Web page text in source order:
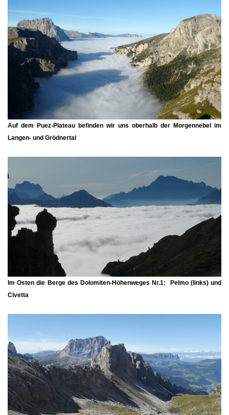
Auf dem Puez-Plateau befinden wir uns oberhalb der Morgennebel im
Langen- und Grödnertal
Im Osten die Berge des Dolomiten-Höhenweges Nr.1: Pelmo (links) und
Civetta